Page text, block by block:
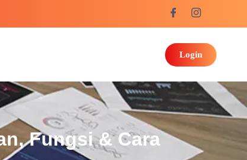
Login
Fungsi & Cara